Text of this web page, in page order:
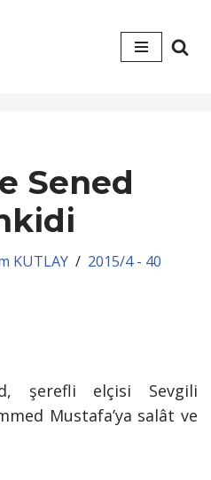
Sened
KUTLAY 2015/4 - 40
şerefli elçisi Sevgili
Mustafa’ya salât ve